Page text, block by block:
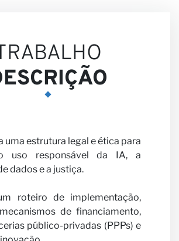
uma estrutura legal e ética para
uso responsável da IA, a
dados e a justiça.
roteiro de implementação,
de financiamento,
público-privadas (PPPs) e